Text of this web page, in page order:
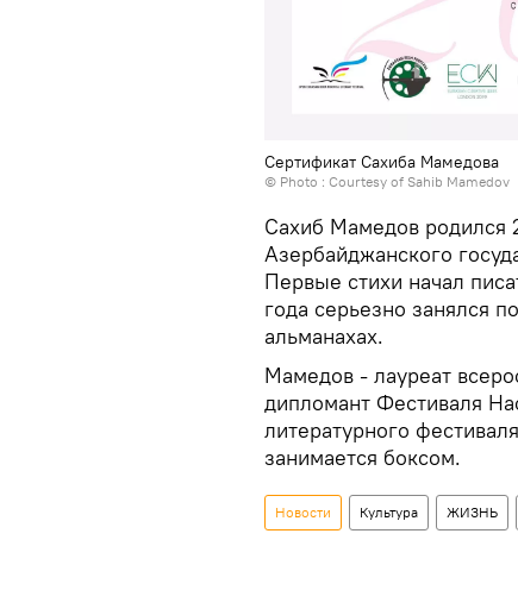
Сертификат Сахиба Мамедова
© Photo : Courtesy of Sahib Mamedov
Сахиб Мамедов родился
Азербайджанского
Первые стихи начал
года серьезно занялся
альманахах.
Мамедов - лауреат
дипломант Фестиваля
литературного
занимается боксом.
Новости Культура ЖИЗНЬ